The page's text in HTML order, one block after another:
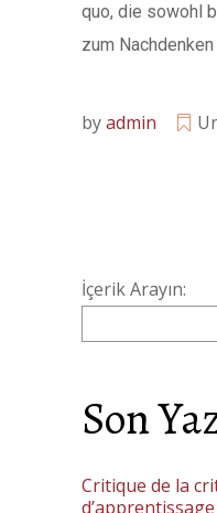
quo, die sowohl
zum
byadmin
İçerik Arayın:
Son
Critique de la